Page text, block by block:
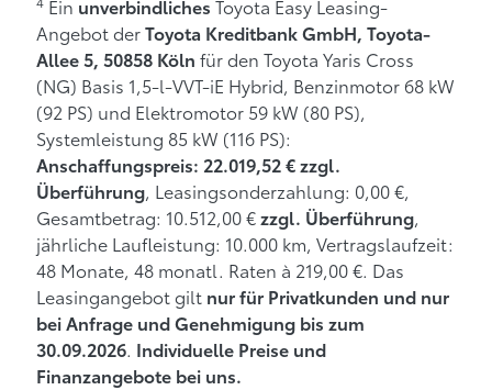
Ein unverbindliches Toyota Easy Leasing-
Angebot derToyota Kreditbank GmbH, Toyota-
Allee 5, 50858 Köln für den Toyota Yaris Cross
(NG) Basis 1,5-l-VVT-iE Hybrid, Benzinmotor 68 kW
(92 PS) und Elektromotor 59 kW (80 PS),
Systemleistung 85 kW (116 PS):
Anschaffungspreis: 22.019,52 € zzgl.
Überführung, Leasingsonderzahlung: 0,00 €,
Gesamtbetrag: 10.512,00 €zzgl. Überführung,
jährliche Laufleistung: 10.000 km, Vertragslaufzeit:
48 Monate, 48 monatl. Raten à 219,00 €. Das
Leasingangebot gilt nur für Privatkunden und nur
bei Anfrage und Genehmigung bis zum
30.09.2026. Individuelle Preise und
Finanzangebote bei uns.